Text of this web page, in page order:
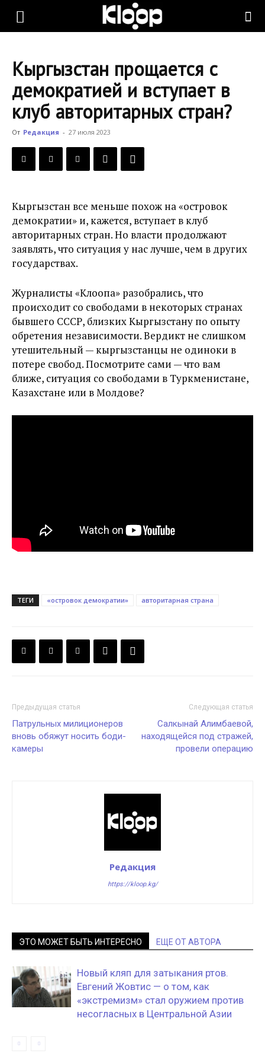
KLOOP.KG
Новости
Кыргызстана
Кыргызстан прощается с
демократией и вступает в
клуб авторитарных стран?
От Редакция - 27 июля 2023
Кыргызстан все меньше похож на «островок
демократии» и, кажется, вступает в клуб
авторитарных стран. Но власти продолжают
заявлять, что ситуация у нас лучше, чем в других
государствах.
Журналисты «Клоопа» разобрались, что
происходит со свободами в некоторых странах
бывшего СССР, близких Кыргызстану по опыту
обретения независимости. Вердикт не слишком
утешительный — кыргызстанцы не одиноки в
потере свобод. Посмотрите сами — что вам
ближе, ситуация со свободами в Туркменистане,
Казахстане или в Молдове?
ТЕГИ «островок демократии» авторитарная страна
Предыдущая статья
Патрульных милиционеров
вновь обяжут носить боди-
камеры
Следующая статья
Салкынай Алимбаевой,
находящейся под стражей,
провели операцию
Редакция
https://kloop.kg/
ЭТО МОЖЕТ БЫТЬ ИНТЕРЕСНО ЕЩЕ ОТ АВТОРА
Новый кляп для затыкания ртов.
Евгений Жовтис — о том, как
«экстремизм» стал оружием против
несогласных в Центральной Азии